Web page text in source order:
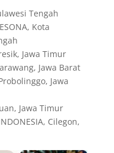
Tengah
Kota
Jawa Timur
Jawa Barat
Jawa
Jawa Timur
Cilegon,